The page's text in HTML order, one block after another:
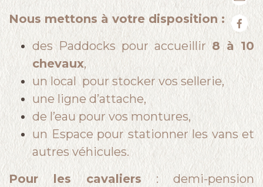
Dégustation & Pique-Nique
Randonnée ludique
Aire camping car
Relais équestre
Bons cadeaux
Photos
A proximité
Contact
Nous mettons à votre disposition :
des Paddocks pour accueillir8 à 10
chevaux,
un local pour stocker vos sellerie,
une ligne d’attache,
de l’eau pour vos montures,
un Espace pour stationner les vans et
autres véhicules.
Pour les cavaliers : demi-pension